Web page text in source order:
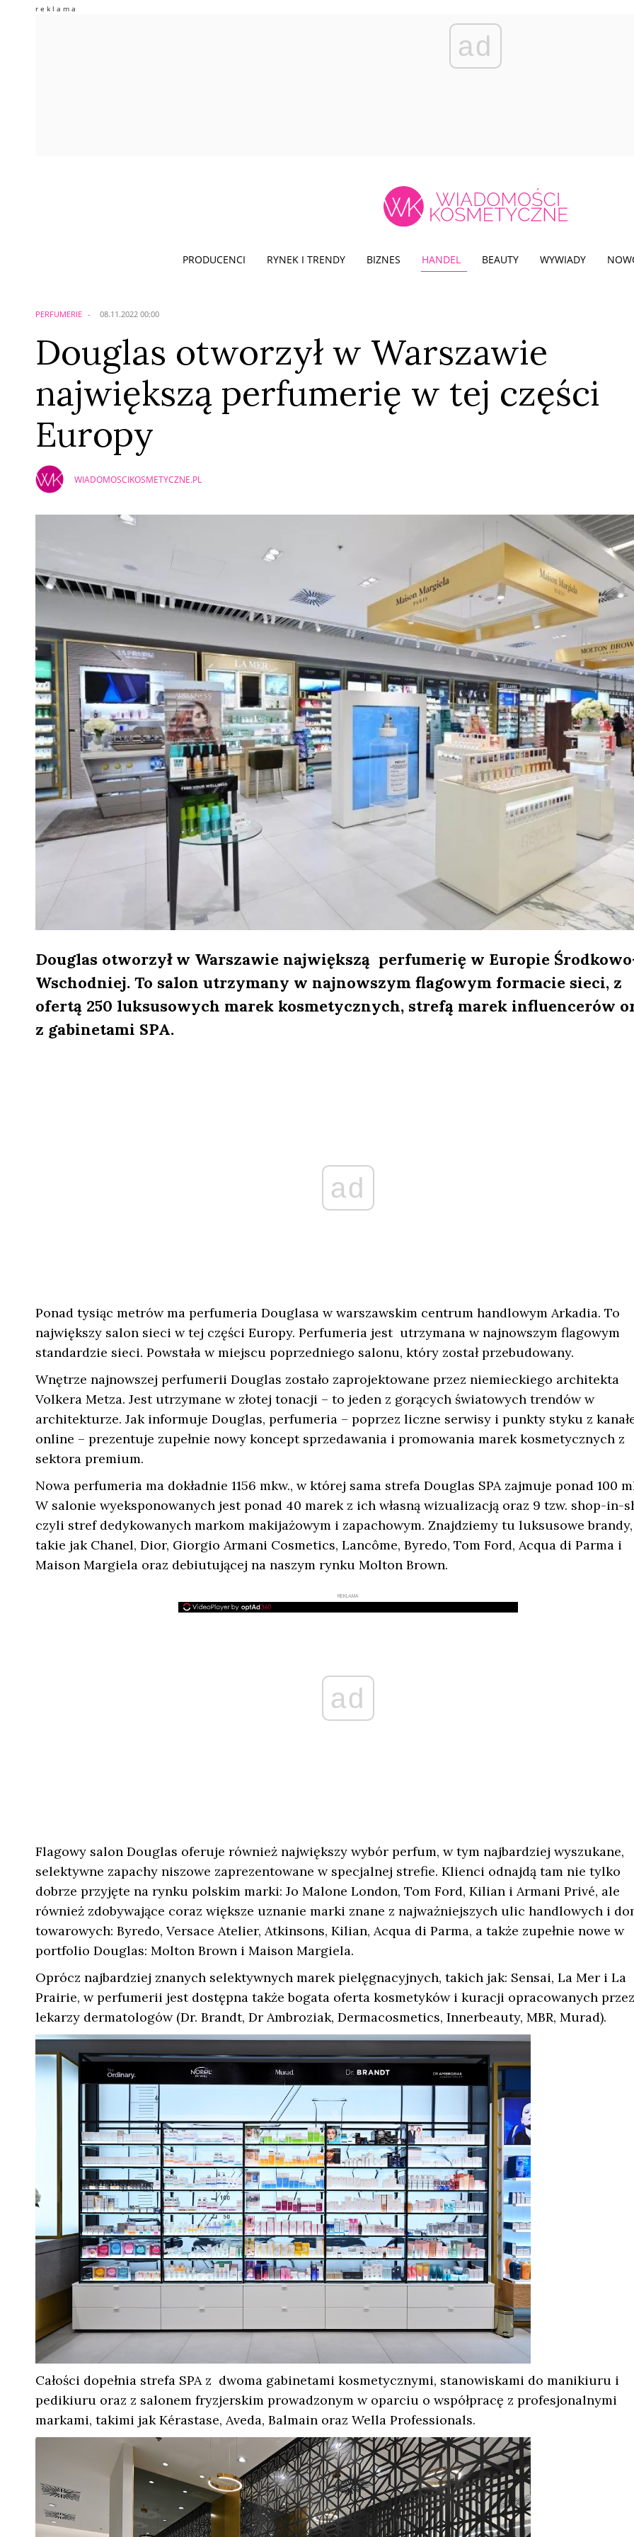
ad
PRODUCENCI RYNEK I TRENDY BIZNES HANDEL BEAUTY WYWIADY
PERFUMERIE 08.11.2022 00:00
Douglas otworzył w Warszawie
największą perfumerię w tej części
Europy
WIADOMOSCIKOSMETYCZNE.PL
Douglas otworzył w Warszawie największą perfumerię w Europie
Wschodniej. To salon utrzymany w najnowszym flagowym formacie sieci, z
ofertą 250 luksusowych marek kosmetycznych, strefą marek influencerów
z gabinetami SPA.
ad
Ponad tysiąc metrów ma perfumeria Douglasa w warszawskim centrum handlowym Arkadia. To
największy salon sieci w tej części Europy. Perfumeria jest utrzymana w najnowszym flagowym
standardzie sieci. Powstała w miejscu poprzedniego salonu, który został przebudowany.
Wnętrze najnowszej perfumerii Douglas zostało zaprojektowane przez niemieckiego architekta
Volkera Metza. Jest utrzymane w złotej tonacji – to jeden z gorących światowych trendów w
architekturze. Jak informuje Douglas, perfumeria – poprzez liczne serwisy i punkty styku z
online – prezentuje zupełnie nowy koncept sprzedawania i promowania marek kosmetycznych z
sektora premium.
Nowa perfumeria ma dokładnie 1156 mkw., w której sama strefa Douglas SPA zajmuje ponad 100
W salonie wyeksponowanych jest ponad 40 marek z ich własną wizualizacją oraz 9 tzw. shop-in-
czyli stref dedykowanych markom makijażowym i zapachowym. Znajdziemy tu luksusowe brandy,
takie jak Chanel, Dior, Giorgio Armani Cosmetics, Lancôme, Byredo, Tom Ford, Acqua di Parma i
Maison Margiela oraz debiutującej na naszym rynku Molton Brown.
REKLAMA
ad
Flagowy salon Douglas oferuje również największy wybór perfum, w tym najbardziej wyszukane,
selektywne zapachy niszowe zaprezentowane w specjalnej strefie. Klienci odnajdą tam nie tylko
dobrze przyjęte na rynku polskim marki: Jo Malone London, Tom Ford, Kilian i Armani Privé, ale
również zdobywające coraz większe uznanie marki znane z najważniejszych ulic handlowych i
towarowych: Byredo, Versace Atelier, Atkinsons, Kilian, Acqua di Parma, a także zupełnie nowe w
portfolio Douglas: Molton Brown i Maison Margiela.
Oprócz najbardziej znanych selektywnych marek pielęgnacyjnych, takich jak: Sensai, La Mer i La
Prairie, w perfumerii jest dostępna także bogata oferta kosmetyków i kuracji opracowanych przez
lekarzy dermatologów (Dr. Brandt, Dr Ambroziak, Dermacosmetics, Innerbeauty, MBR, Murad).
Całości dopełnia strefa SPA z dwoma gabinetami kosmetycznymi, stanowiskami do manikiuru i
pedikiuru oraz z salonem fryzjerskim prowadzonym w oparciu o współpracę z profesjonalnymi
markami, takimi jak Kérastase, Aveda, Balmain oraz Wella Professionals.